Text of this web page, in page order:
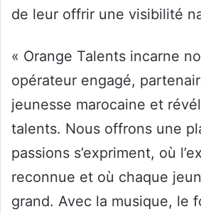
de leur offrir une visibilité
« Orange Talents incarne
opérateur engagé,
jeunesse marocaine et
talents. Nous offrons une
passions s’expriment, où
reconnue et où chaque
grand. Avec la musique, le